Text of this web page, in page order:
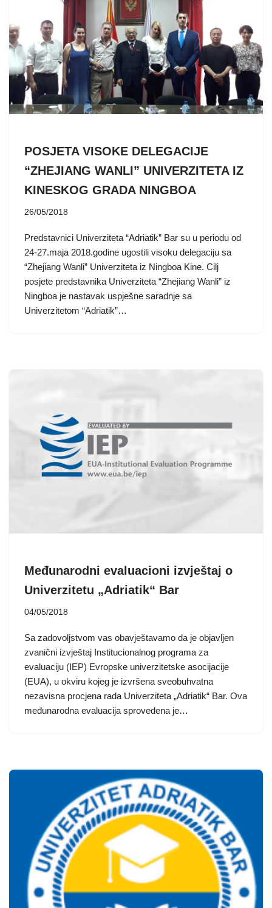
POSJETA VISOKE DELEGACIJE
“ZHEJIANG WANLI” UNIVERZITETA IZ
KINESKOG GRADA NINGBOA
26/05/2018
Predstavnici Univerziteta “Adriatik” Bar su u periodu od
24-27.maja 2018.godine ugostili visoku delegaciju sa
“Zhejiang Wanli” Univerziteta iz Ningboa Kine. Cilj
posjete predstavnika Univerziteta “Zhejiang Wanli” iz
Ningboa je nastavak uspješne saradnje sa
Univerzitetom “Adriatik”…
Međunarodni evaluacioni izvještaj o
Univerzitetu „Adriatik“ Bar
04/05/2018
Sa zadovoljstvom vas obavještavamo da je objavljen
zvanični izvještaj Institucionalnog programa za
evaluaciju (IEP) Evropske univerzitetske asocijacije
(EUA), u okviru kojeg je izvršena sveobuhvatna
nezavisna procjena rada Univerziteta „Adriatik“ Bar. Ova
međunarodna evaluacija sprovedena je…